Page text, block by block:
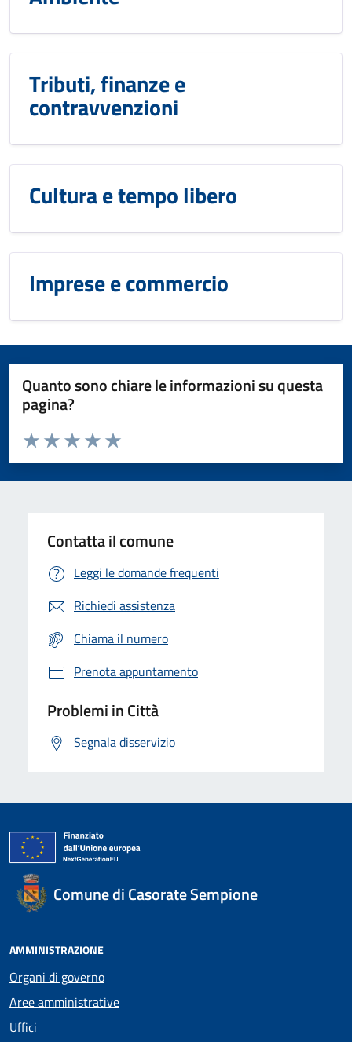
Tributi, finanze e
contravvenzioni
Cultura e tempo libero
Imprese e commercio
Quanto sono chiare le informazioni su questa
pagina?
Domanda
Valuta da 1 a 5 stelle la pagina
Valuta 5 stelle su 5
Valuta 4 stelle su 5
Valuta 3 stelle su 5
Valuta 2 stelle su 5
Valuta 1 stelle su 5
Contatta il comune
Leggi le domande frequenti
Richiedi assistenza
Chiama il numero
Prenota appuntamento
Problemi in Città
Segnala disservizio
Comune di Casorate Sempione
AMMINISTRAZIONE
Organi di governo
Aree amministrative
Uffici